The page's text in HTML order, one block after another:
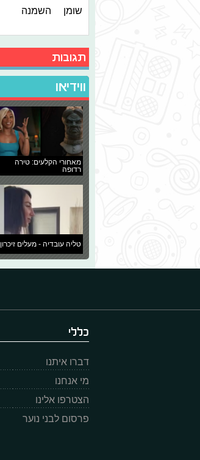
שומן השמנה
תגובות
ווידיאו
מאחורי הקלעים: טירה
רדופה
טליה עובדיה - מעלים זיכרון
כללי
דברו איתנו
מי אנחנו
הצטרפו אלינו
פרסום לבני נוער